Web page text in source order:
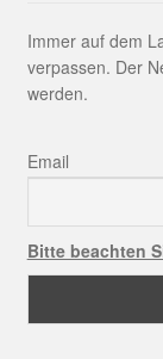
Immer auf dem
verpassen. Der
werden.
Email
Bitte beachten